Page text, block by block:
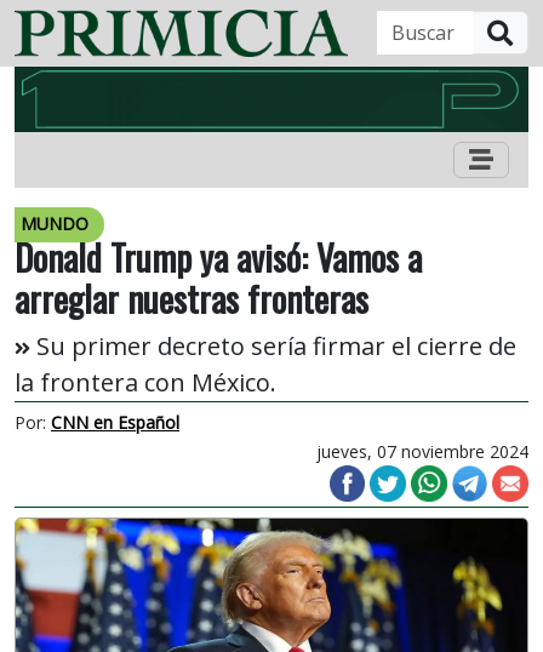
MUNDO
Donald Trump ya avisó: Vamos a
arreglar nuestras fronteras
Su primer decreto sería firmar el cierre de
la frontera con México.
Por: CNN en Español
jueves, 07 noviembre 2024